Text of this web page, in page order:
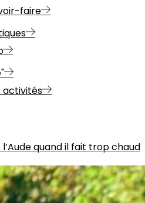
faire
activités
quand il fait trop chaud